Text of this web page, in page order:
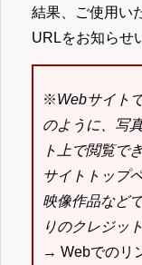
結果、ご使用い
URLをお知らせ
※Webサイト
のように、写
ト上で閲覧で
サイトトップ
映像作品など
りのクレジッ
→ Webでのリ